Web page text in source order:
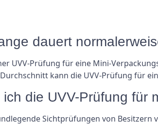
dauert
UVV-Prüfung für eine Mini-
kann die UVV-Prüfung für
die UVV-Prüfung für
Sichtprüfungen von